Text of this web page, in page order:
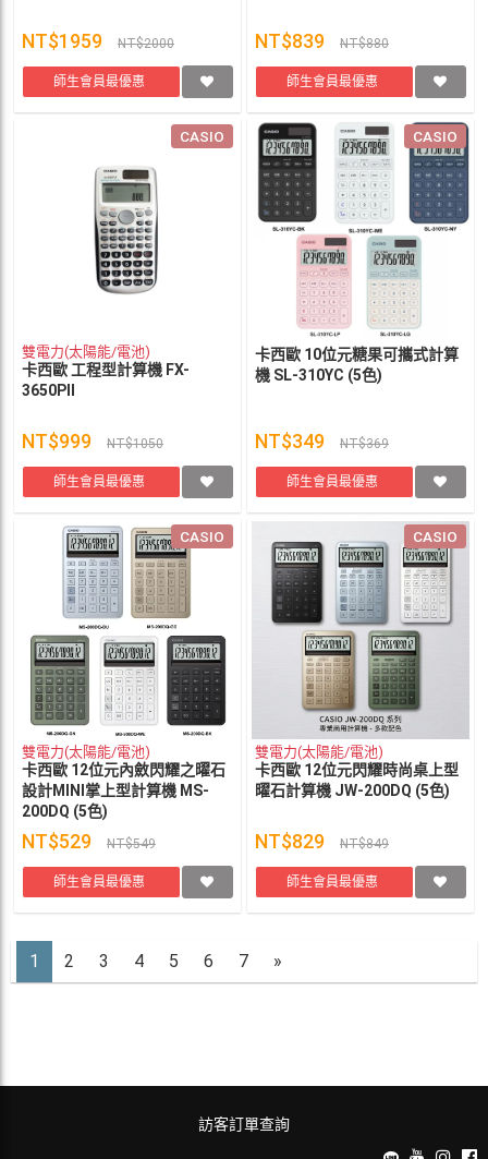
NT$1959 NT$2000
師生會員最優惠
NT$839 NT$880
師生會員最優惠
CASIO
雙電力(太陽能/電池)
卡西歐 工程型計算機 FX-
3650PII
NT$999 NT$1050
師生會員最優惠
CASIO
卡西歐 10位元糖果可攜式計算
機 SL-310YC (5色)
NT$349 NT$369
師生會員最優惠
CASIO
雙電力(太陽能/電池)
卡西歐 12位元內斂閃耀之曜石
設計MINI掌上型計算機 MS-
200DQ (5色)
NT$529 NT$549
師生會員最優惠
CASIO
雙電力(太陽能/電池)
卡西歐 12位元閃耀時尚桌上型
曜石計算機 JW-200DQ (5色)
NT$829 NT$849
師生會員最優惠
1 2 3 4 5 6 7 »
訪客訂單查詢